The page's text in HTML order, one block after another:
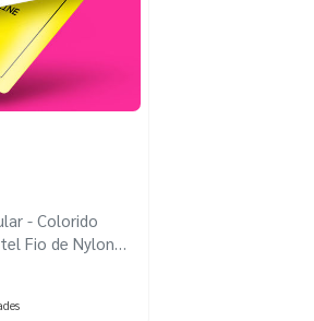
- Colorido
Fio de Nylon